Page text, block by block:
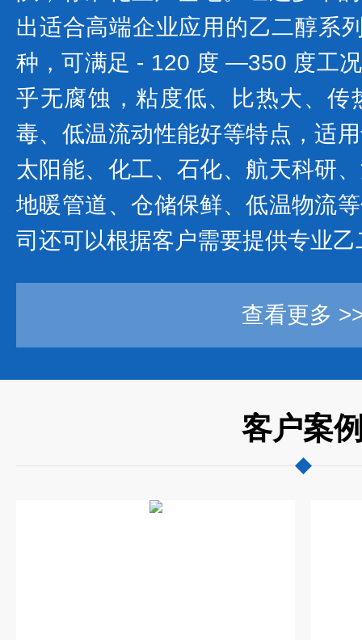
出适合高端企业应用的乙二醇系
种，可满足 - 120 度 —350 度工
乎无腐蚀，粘度低、比热大、传
毒、低温流动性能好等特点，适
太阳能、化工、石化、航天科研
地暖管道、仓储保鲜、低温物流
司还可以根据客户需要提供专业
查看更多
客户案